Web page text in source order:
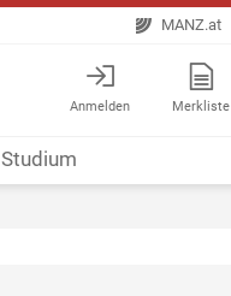
MANZ.at
Anmelden Merkliste
Studium